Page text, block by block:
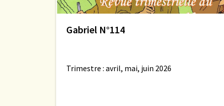
Gabriel N°114
Trimestre : avril, mai, juin 2026